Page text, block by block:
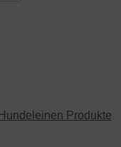
Produkte